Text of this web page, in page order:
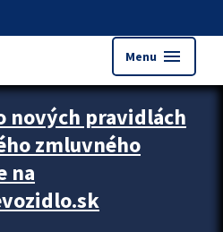
Menu menu
nových pravidlách
zmluvného
na